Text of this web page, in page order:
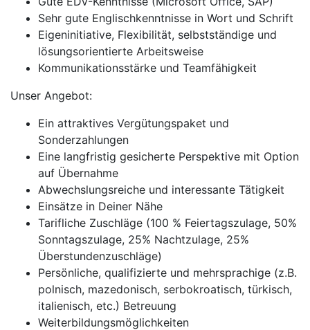
Sehr gute Englischkenntnisse in Wort und Schrift
Eigeninitiative, Flexibilität, selbstständige und
lösungsorientierte Arbeitsweise
Kommunikationsstärke und Teamfähigkeit
Unser Angebot:
Ein attraktives Vergütungspaket und
Sonderzahlungen
Eine langfristig gesicherte Perspektive mit Option
auf Übernahme
Abwechslungsreiche und interessante Tätigkeit
Einsätze in Deiner Nähe
Tarifliche Zuschläge (100 % Feiertagszulage, 50%
Sonntagszulage, 25% Nachtzulage, 25%
Überstundenzuschläge)
Persönliche, qualifizierte und mehrsprachige (z.B.
polnisch, mazedonisch, serbokroatisch, türkisch,
italienisch, etc.) Betreuung
Weiterbildungsmöglichkeiten